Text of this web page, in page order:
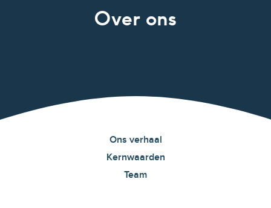
Over ons
Ons verhaal
Kernwaarden
Team